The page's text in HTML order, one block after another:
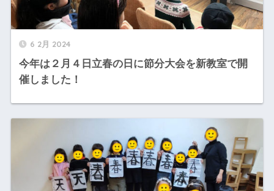
6 2月 2024
今年は２月４日立春の日に節分大会を新教室で開
催しました！